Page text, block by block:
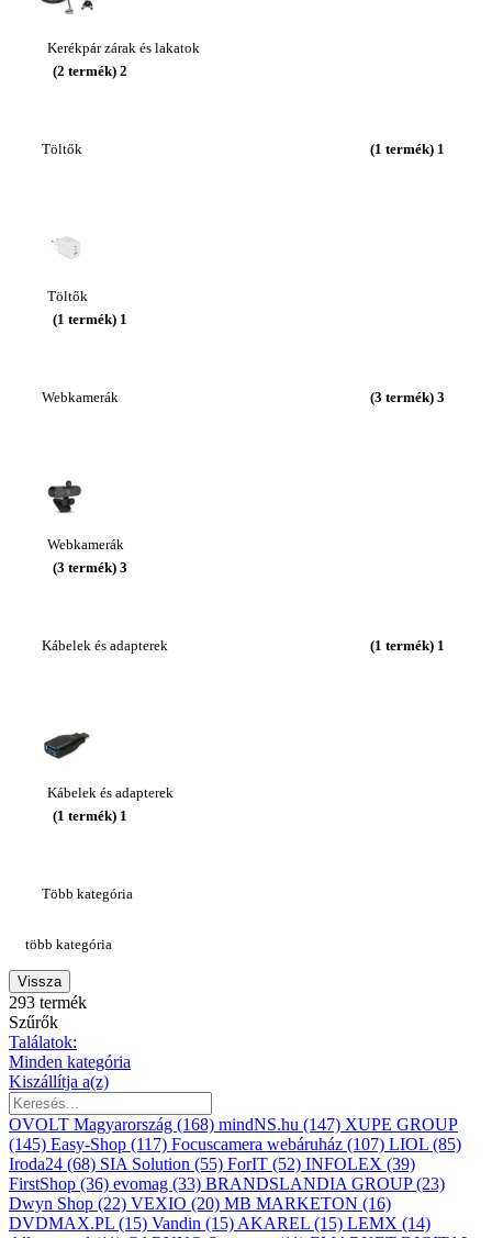
Kerékpár zárak és lakatok
(2 termék) 2
Töltők (1 termék) 1
Töltők
(1 termék) 1
Webkamerák (3 termék) 3
Webkamerák
(3 termék) 3
Kábelek és adapterek (1 termék) 1
Kábelek és adapterek
(1 termék) 1
Több kategória
több kategória
Vissza
293 termék
Szűrők
Találatok:
Minden kategória
Kiszállítja a(z)
OVOLT Magyarország (168) mindNS.hu (147) XUPE GROUP
(145) Easy-Shop (117) Focuscamera webáruház (107) LIOL (85)
Iroda24 (68) SIA Solution (55) ForIT (52) INFOLEX (39)
FirstShop (36) evomag (33) BRANDSLANDIA GROUP(23)
Dwyn Shop (22) VEXIO (20) MB MARKETON (16)
DVDMAX.PL (15) Vandin (15) AKAREL (15) LEMX (14)